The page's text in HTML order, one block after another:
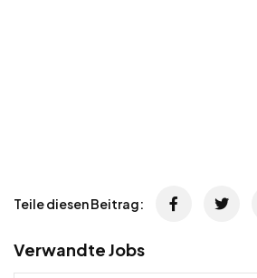
Teile diesen Beitrag:
Verwandte Jobs